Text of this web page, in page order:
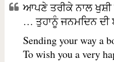
ਆਪਣੇ ਤਰੀਕੇ ਨਾਲ
… ਤੁਹਾਨੂੰ ਜਨਮਦਿਨ ਦੀ
Sending your way a
To wish you a very